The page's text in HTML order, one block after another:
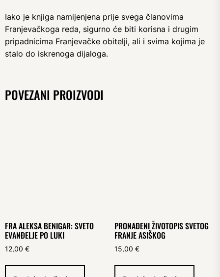
Iako je knjiga namijenjena prije svega članovima
Franjevačkoga reda, sigurno će biti korisna i drugim
pripadnicima Franjevačke obitelji, ali i svima kojima je
stalo do iskrenoga dijaloga.
POVEZANI PROIZVODI
FRA ALEKSA BENIGAR: SVETO
EVANĐELJE PO LUKI
12,00 €
PRONAĐENI ŽIVOTOPIS SVETOG
FRANJE ASIŠKOG
15,00 €